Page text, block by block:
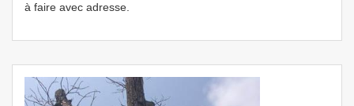
à faire avec adresse.